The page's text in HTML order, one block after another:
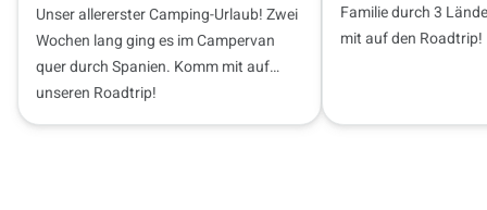
Unser allererster Camping-Urlaub! Zwei
Wochen lang ging es im Campervan
quer durch Spanien. Komm mit auf
unseren Roadtrip!
Familie durch 3
mit auf den Roadtrip!